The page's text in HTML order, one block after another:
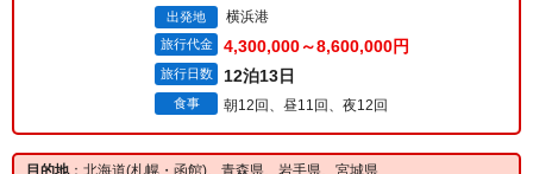
出発地 横浜港
旅行代金 4,300,000～8,600,000円
旅行日数 12泊13日
食事 朝12回、昼11回、夜12回